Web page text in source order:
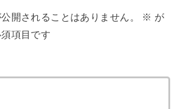
開されることはありません。 ※ が
項目です